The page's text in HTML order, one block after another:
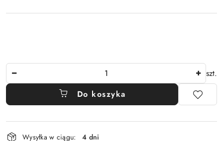
szt.
Do koszyka
Dostępność
Wysyłka w ciągu:
4 dni